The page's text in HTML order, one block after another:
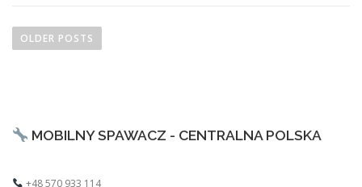
o
a
OLDER POSTS
MOBILNY SPAWACZ - CENTRALNA POLSKA
+48 570 933 114